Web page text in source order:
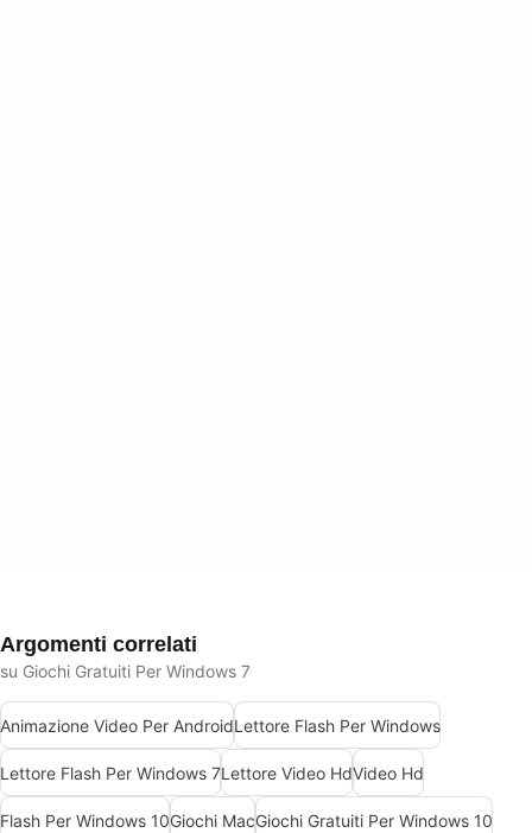
Argomenti correlati
su Giochi Gratuiti Per Windows 7
Animazione Video Per AndroidLettore Flash Per Windows
Lettore Flash Per Windows 7Lettore Video HdVideo Hd
Flash Per Windows 10Giochi MacGiochi Gratuiti Per Windows 10